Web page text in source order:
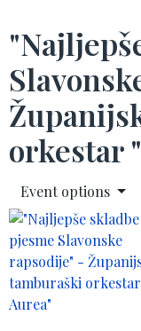
orkestar
Event options